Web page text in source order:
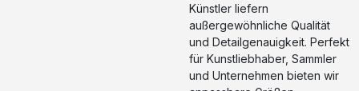
Künstler liefern
außergewöhnliche Qualität
und Detailgenauigkeit. Perfekt
für Kunstliebhaber, Sammler
und Unternehmen bieten wir